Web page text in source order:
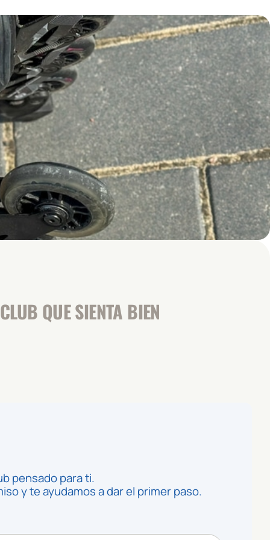
QUE SIENTA BIEN
pensado para ti.
y te ayudamos a dar el primer paso.